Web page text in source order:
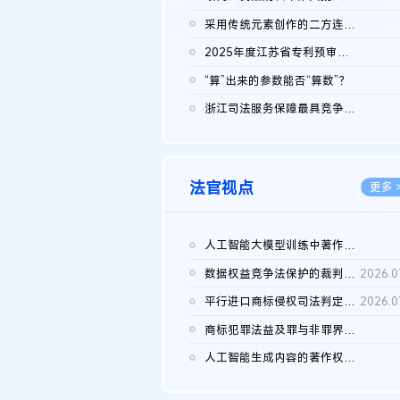
采用传统元素创作的二方连续装饰图案作品的独创性及侵权对比认定
2025年度江苏省专利预审典型案例
“算”出来的参数能否“算数”？
浙江司法服务保障最具竞争力营商环境建设典型案例（第二批）含侵...
法官视点 更多
人工智能大模型训练中著作权的合理使用
数据权益竞争法保护的裁判路径构建
平行进口商标侵权司法判定规则的困境与纾解
商标犯罪法益及罪与非罪界限研究
人工智能生成内容的著作权司法认定：演进逻辑、现实困境与规则建...